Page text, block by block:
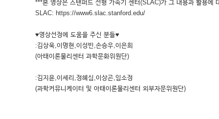
***본 영상은 스탠퍼드 선형 가속기 센터(SLAC)가 그 내용과 활용에
SLAC: https://www6.slac.stanford.edu/
♥영상선정에 도움을 주신 분들♥
:김상욱,이명현,이성빈,손승우,이은희
(아태이론물리센터 과학문화위원단)
:김지윤,이세리,정혜심,이상곤,임소정
(과학커뮤니케이터 및 아태이론물리센터 외부자문위원단)